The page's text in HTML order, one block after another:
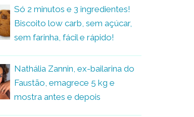
Só 2 minutos e 3 ingredientes!
Biscoito low carb, sem açúcar,
sem farinha, fácil e rápido!
Nathália Zannin, ex-bailarina do
Faustão, emagrece 5 kg e
mostra antes e depois